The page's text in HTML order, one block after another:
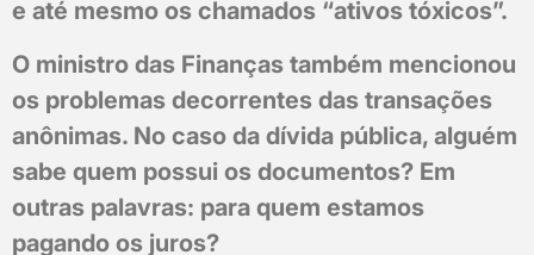
e até mesmo os chamados “ativos tóxicos”.
O ministro das Finanças também mencionou
os problemas decorrentes das transações
anônimas. No caso da dívida pública, alguém
sabe quem possui os documentos? Em
outras palavras: para quem estamos
pagando os juros?